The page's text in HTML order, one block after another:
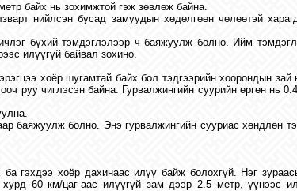
байх нь зохимжтой гэж зөвлөж байна.
нийлсэн бусад замуудын хөдөлгөөн чөлөөтэй
бүхий тэмдэглэлээр ч баяжуулж болно. Ийм
илүүгүй байвал зохино.
хоёр шугамтай байх бол тэдгээрийн хоорондын зай
руу чиглэсэн байна. Гурвалжингийн суурийн өргөн нь
баяжуулж болно. Энэ гурвалжингийн сууриас хөндлөн
гэхдээ хоёр дахинаас илүү байж болохгүй. Нэг
60 км/цаг-аас илүүгүй зам дээр 2.5 метр, үүнээс